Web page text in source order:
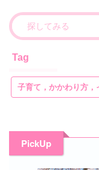
Tag
子育て，かかわり方，
PickUp